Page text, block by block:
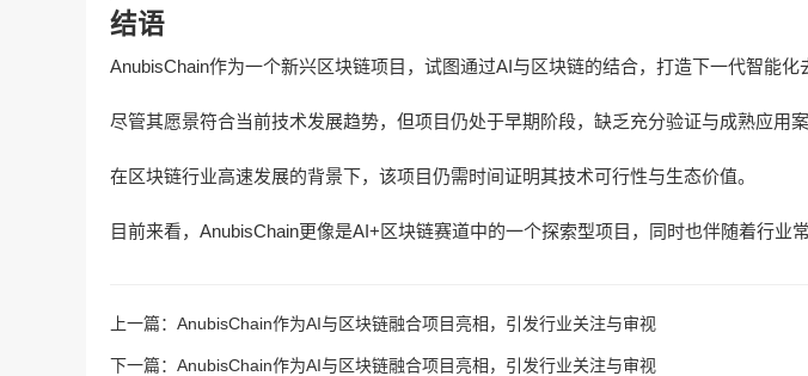
结语
AnubisChain作为一个新兴区块链项目，试图通过AI与区块链的结合，打造下一代智能化
尽管其愿景符合当前技术发展趋势，但项目仍处于早期阶段，缺乏充分验证与成熟应用案
在区块链行业高速发展的背景下，该项目仍需时间证明其技术可行性与生态价值。
目前来看，AnubisChain更像是AI+区块链赛道中的一个探索型项目，同时也伴随着行业
上一篇： AnubisChain作为AI与区块链融合项目亮相，引发行业关注与审视
下一篇： AnubisChain作为AI与区块链融合项目亮相，引发行业关注与审视